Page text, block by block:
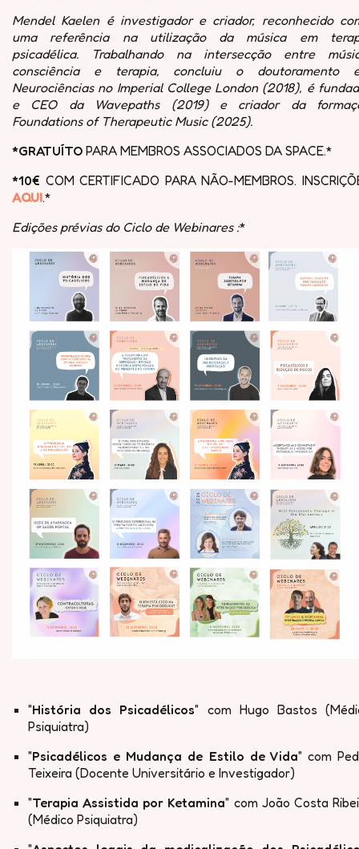
Mendel Kaelen é investigador e criador, reconhecido
uma referência na utilização da música em
psicadélica. Trabalhando na intersecção entre
consciência e terapia, concluiu o doutoramento
Neurociências no Imperial College London (2018), é
e CEO da Wavepaths (2019) e criador da
Foundations of Therapeutic Music (2025).
*GRATUÍTO PARA MEMBROS ASSOCIADOS DA SPACE.*
*10€ COM CERTIFICADO PARA NÃO-MEMBROS.
AQUI.*
Edições prévias do Ciclo de Webinares:*
"História dos Psicadélicos" com Hugo Bastos
Psiquiatra)
"Psicadélicos e Mudança de Estilo de Vida" com
Teixeira (Docente Universitário e Investigador)
"Terapia Assistida por Ketamina" com João Costa
(Médico Psiquiatra)